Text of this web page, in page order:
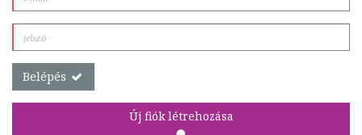
Belépés
Új fiók létrehozása